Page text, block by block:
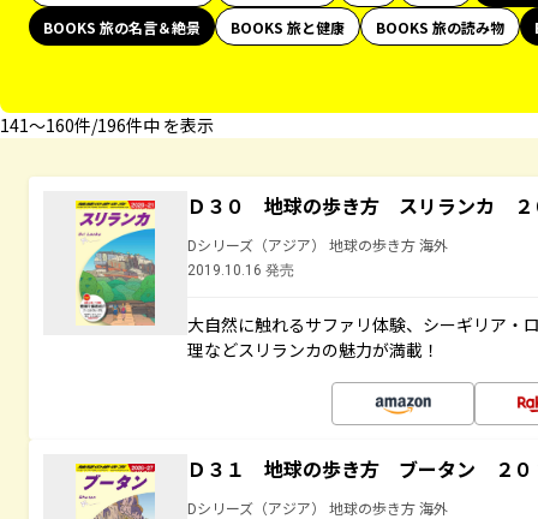
BOOKS 旅の名言＆絶景 BOOKS 旅と健康 BOOKS 旅の読み物
141〜160件/196件中 を表示
Ｄ３０ 地球の歩き方 スリランカ ２
Dシリーズ（アジア） 地球の歩き方 海外
2019.10.16 発売
大自然に触れるサファリ体験、シーギリア・
理などスリランカの魅力が満載！
Ｄ３１ 地球の歩き方 ブータン ２０
Dシリーズ（アジア） 地球の歩き方 海外